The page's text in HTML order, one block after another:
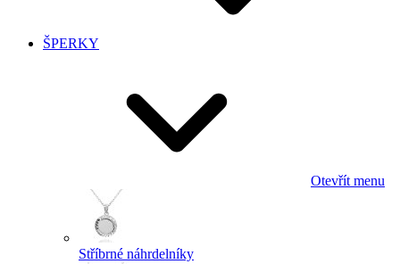
ŠPERKY
Otevřít menu
Stříbrné náhrdelníky